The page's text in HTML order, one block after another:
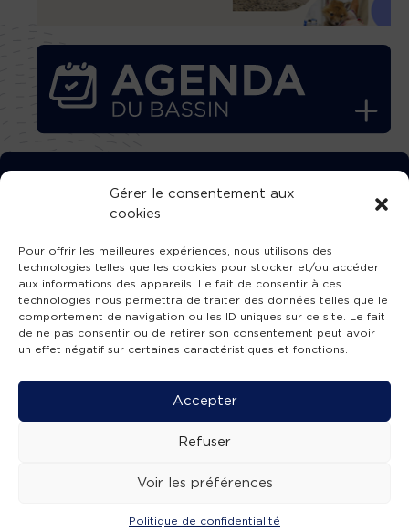
Gérer le consentement aux
cookies
Pour offrir les meilleures expériences, nous utilisons des
technologies telles que les cookies pour stocker et/ou accéder
aux informations des appareils. Le fait de consentir à ces
technologies nous permettra de traiter des données telles que le
comportement de navigation ou les ID uniques sur ce site. Le fait
de ne pas consentir ou de retirer son consentement peut avoir
un effet négatif sur certaines caractéristiques et fonctions.
Accepter
Refuser
Voir les préférences
Politique de confidentialité
ÉMISSIONS AGENDA
TÉLÉCHARGEZ GRATUITEMENT
L’APPLICATION TVBA !
SUIVEZ-NOUS !
Mentions légales -Accessibilité